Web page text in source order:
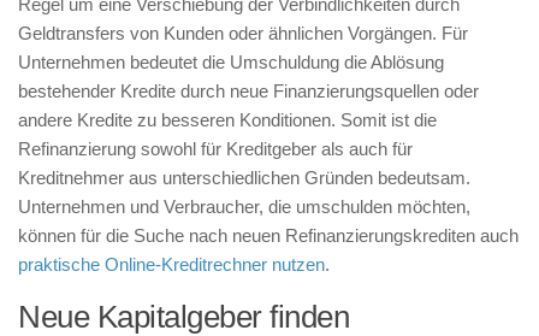
Regel um eine Verschiebung der Verbindlichkeiten durch
Geldtransfers von Kunden oder ähnlichen Vorgängen. Für
Unternehmen bedeutet die Umschuldung die Ablösung
bestehender Kredite durch neue Finanzierungsquellen oder
andere Kredite zu besseren Konditionen. Somit ist die
Refinanzierung sowohl für Kreditgeber als auch für
Kreditnehmer aus unterschiedlichen Gründen bedeutsam.
Unternehmen und Verbraucher, die umschulden möchten,
können für die Suche nach neuen Refinanzierungskrediten auch
praktische Online-Kreditrechner nutzen.
Neue Kapitalgeber finden